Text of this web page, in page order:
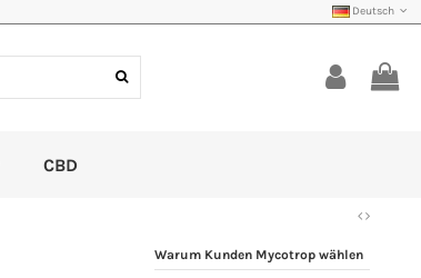
Deutsch
CBD
Warum Kunden Mycotrop wählen